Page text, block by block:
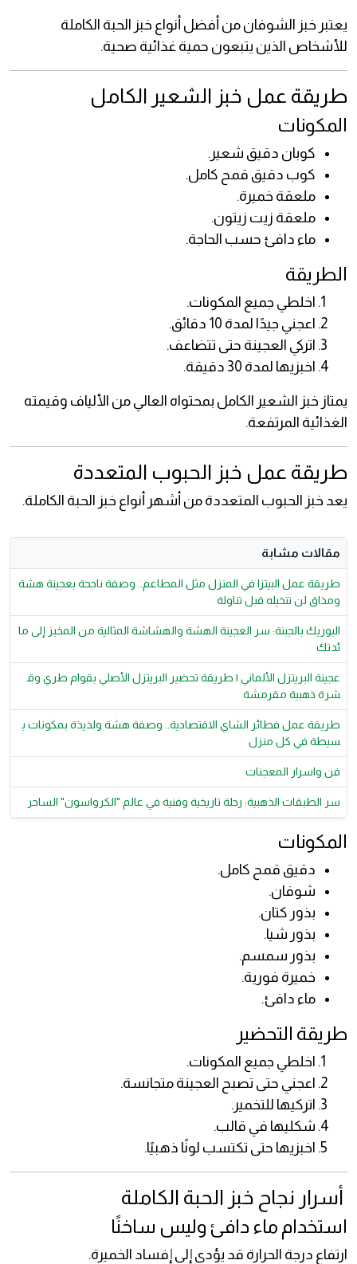
يعتبر خبز الشوفان من أفضل أنواع خبز الحبة الكاملة
للأشخاص الذين يتبعون حمية غذائية صحية.
طريقة عمل خبز الشعير الكامل
المكونات
كوبان دقيق شعير.
كوب دقيق قمح كامل.
ملعقة خميرة.
ملعقة زيت زيتون.
ماء دافئ حسب الحاجة.
الطريقة
اخلطي جميع المكونات.
اعجني جيدًا لمدة 10 دقائق.
اتركي العجينة حتى تتضاعف.
اخبزيها لمدة 30 دقيقة.
يمتاز خبز الشعير الكامل بمحتواه العالي من الألياف وقيمته
الغذائية المرتفعة.
طريقة عمل خبز الحبوب المتعددة
يعد خبز الحبوب المتعددة من أشهر أنواع خبز الحبة الكاملة.
مقالات مشابة
طريقة عمل البيتزا في المنزل مثل المطاعم.. وصفة ناجحة بعجينة هشة
ومذاق لن تتخيله قبل تناولة
البوريك بالجبنة: سر العجينة الهشة والهشاشة المثالية من المخبز إلى ما
ئدتك
عجينة البريتزل الألماني | طريقة تحضير البريتزل الأصلي بقوام طري وق
شرة ذهبية مقرمشة
طريقة عمل فطائر الشاي الاقتصادية.. وصفة هشة ولذيذة بمكونات ب
سيطة في كل منزل
فن واسرار المعجنات
سر الطبقات الذهبية: رحلة تاريخية وفنية في عالم "الكرواسون" الساحر
المكونات
دقيق قمح كامل.
شوفان.
بذور كتان.
بذور شيا.
بذور سمسم.
خميرة فورية.
ماء دافئ.
طريقة التحضير
اخلطي جميع المكونات.
اعجني حتى تصبح العجينة متجانسة.
اتركيها للتخمير.
شكليها في قالب.
اخبزيها حتى تكتسب لونًا ذهبيًا.
أسرار نجاح خبز الحبة الكاملة
استخدام ماء دافئ وليس ساخنًا
ارتفاع درجة الحرارة قد يؤدي إلى إفساد الخميرة.